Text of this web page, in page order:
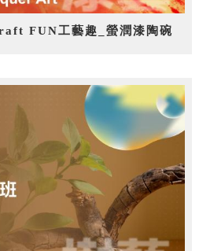
FUN工藝趣_螢潤漆陶碗